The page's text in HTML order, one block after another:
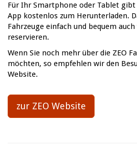
Für Ihr Smartphone oder Tablet
App kostenlos zum Herunterladen.
Fahrzeuge einfach und bequem
reservieren.
Wenn Sie noch mehr über die ZEO
möchten, so empfehlen wir den
Website.
zur ZEO Website